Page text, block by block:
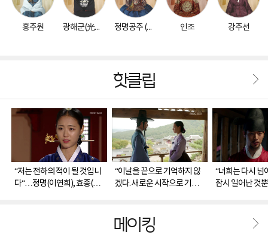
홍주원 광해군(光海君) 정명공주 (貞明公主) 인조 강주선
핫클립
“저는 전하의 적이 될 것입니
다“…정명(이연희), 효종(이
“이날을 끝으로 기억하지 않
겠다. 새로운 시작으로 기억
맞이
“너희는 다시 넘
잠시 일어난 것
메이킹